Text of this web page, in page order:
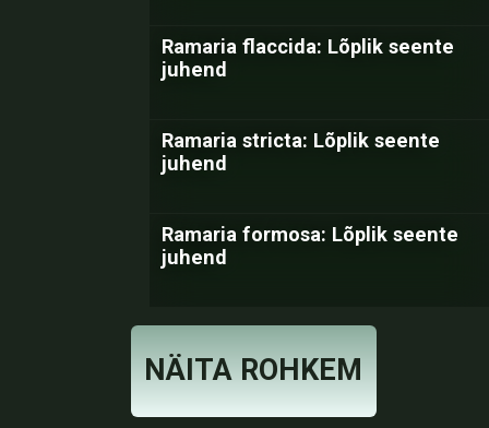
Ramaria flaccida: Lõplik seente
juhend
Ramaria stricta: Lõplik seente
juhend
Ramaria formosa: Lõplik seente
juhend
NÄITA ROHKEM